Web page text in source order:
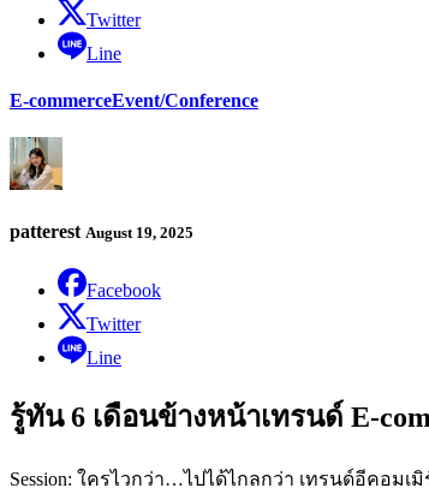
Twitter
Line
E-commerceEvent/Conference
patterest August 19, 2025
Facebook
Twitter
Line
รู้ทัน 6 เดือนข้างหน้าเทรนด์ E-
Session: ใครไวกว่า…ไปได้ไกลกว่า เทรนด์อีคอม